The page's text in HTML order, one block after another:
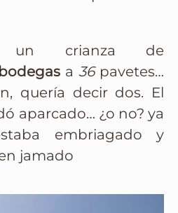
un crianza de
a 36pavetes…
quería decir dos. El
aparcado… ¿o no? ya
embriagado y
jamado